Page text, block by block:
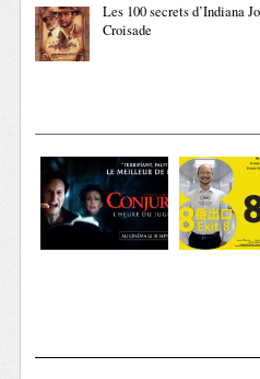
Les 100 secrets d’Indiana
Croisade